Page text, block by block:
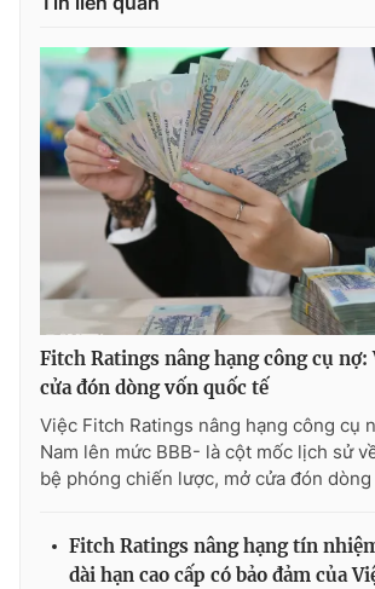
Fitch Ratings nâng hạng công cụ nợ:
cửa đón dòng vốn quốc tế
Việc Fitch Ratings nâng hạng công cụ
Nam lên mức BBB- là cột mốc lịch sử
bệ phóng chiến lược, mở cửa đón
Fitch Ratings nâng hạng tín
dài hạn cao cấp có bảo đảm của